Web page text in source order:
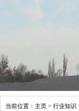
当前位置： 主页 > 行业知识